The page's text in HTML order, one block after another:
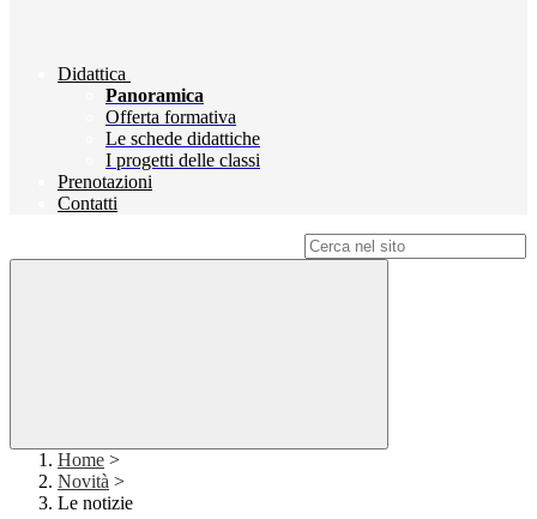
Didattica
Panoramica
Offerta formativa
Le schede didattiche
I progetti delle classi
Prenotazioni
Contatti
Home >
Novità >
Le notizie